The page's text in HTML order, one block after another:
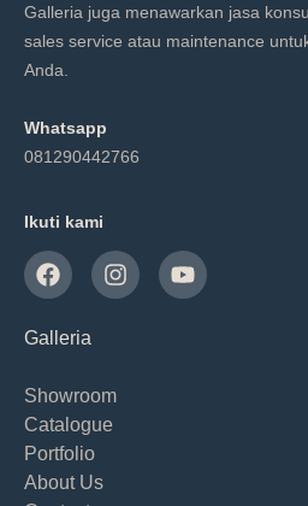
Galleria juga menawarkan jasa
sales service atau maintenance
Anda.
Whatsapp
081290442766
Ikuti kami
Galleria
Showroom
Catalogue
Portfolio
About Us